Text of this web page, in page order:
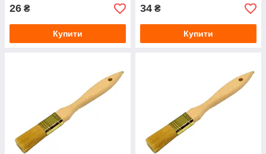
26 ₴
Купити
34 ₴
Купити